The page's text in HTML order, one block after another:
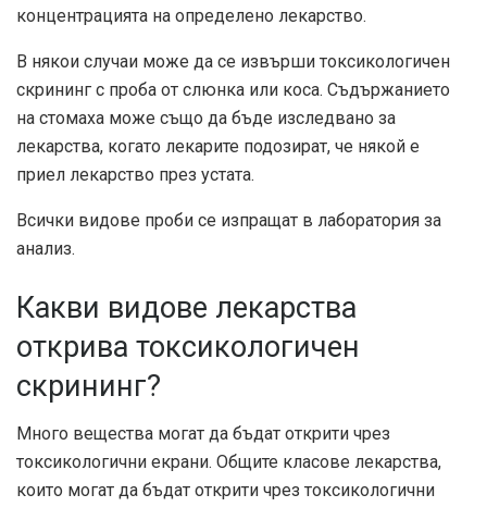
концентрацията на определено лекарство.
В някои случаи може да се извърши токсикологичен
скрининг с проба от слюнка или коса. Съдържанието
на стомаха може също да бъде изследвано за
лекарства, когато лекарите подозират, че някой е
приел лекарство през устата.
Всички видове проби се изпращат в лаборатория за
анализ.
Какви видове лекарства
открива токсикологичен
скрининг?
Много вещества могат да бъдат открити чрез
токсикологични екрани. Общите класове лекарства,
които могат да бъдат открити чрез токсикологични